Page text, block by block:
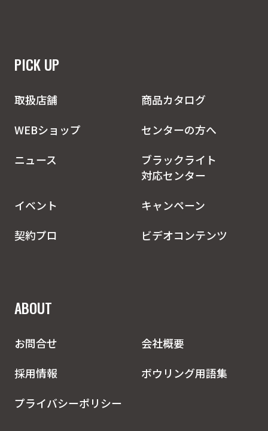
PICK UP
取扱店舗
商品カタログ
WEBショップ
センターの方へ
ニュース
ブラックライト
対応センター
イベント
キャンペーン
契約プロ
ビデオコンテンツ
ABOUT
お問合せ
会社概要
採用情報
ボウリング用語集
プライバシーポリシー